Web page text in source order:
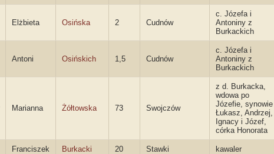
Elżbieta Osińska 2 Cudnów
c. Józefa i
Antoniny z
Burkackich
Antoni Osińskich 1,5 Cudnów
c. Józefa i
Antoniny z
Burkackich
Marianna Żółtowska 73 Swojczów
z d. Burkacka,
wdowa po
Józefie, synowie
Łukasz, Andrzej,
Ignacy i Józef,
córka Honorata
Franciszek Burkacki 20 Stawki kawaler